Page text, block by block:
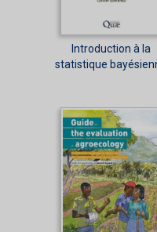
Introduction à la
statistique